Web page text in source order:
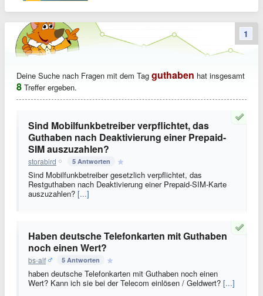
Deine Suche nach Fragen mit dem Tag guthaben hat insgesamt
8 Treffer ergeben.
Sind Mobilfunkbetreiber verpflichtet, das
Guthaben nach Deaktivierung einer Prepaid-
SIM auszuzahlen?
storabird 5 Antworten
Sind Mobilfunkbetreiber gesetzlich verpflichtet, das
Restguthaben nach Deaktivierung einer Prepaid-SIM-Karte
auszuzahlen? [...]
Haben deutsche Telefonkarten mit Guthaben
noch einen Wert?
bs-alf 5 Antworten
haben deutsche Telefonkarten mit Guthaben noch einen
Wert? Kann ich sie bei der Telecom einlösen / Geldwert? [...]
1